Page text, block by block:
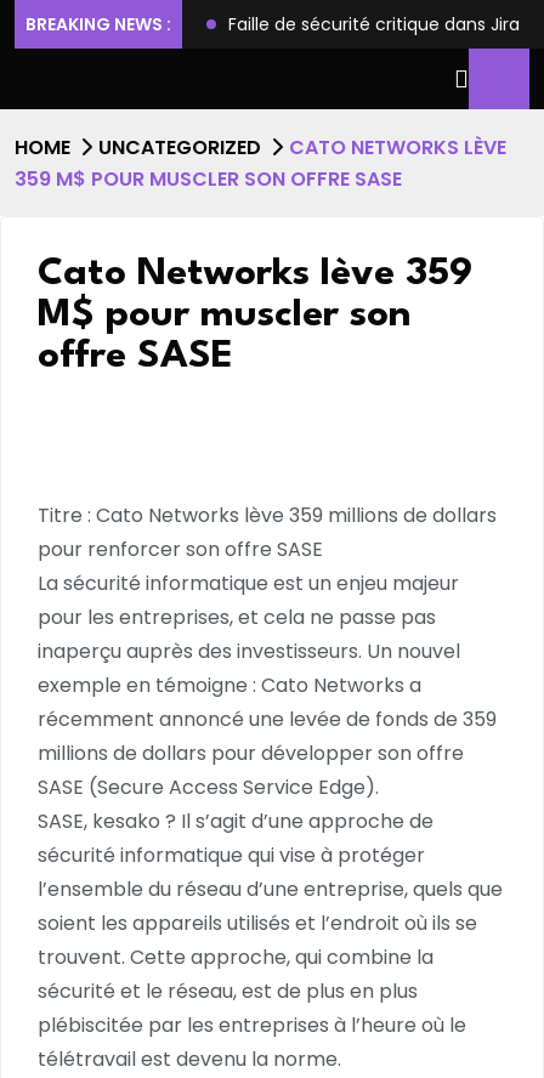
BREAKING NEWS :
et l’accès root Faille de sécurité critique dans Jira
HOME UNCATEGORIZED
CATO NETWORKS LÈVE
359 M$ POUR MUSCLER SON OFFRE SASE
Cato Networks lève 359
M$ pour muscler son
offre SASE
Titre : Cato Networks lève 359 millions de dollars
pour renforcer son offre SASE
La sécurité informatique est un enjeu majeur
pour les entreprises, et cela ne passe pas
inaperçu auprès des investisseurs. Un nouvel
exemple en témoigne : Cato Networks a
récemment annoncé une levée de fonds de 359
millions de dollars pour développer son offre
SASE (Secure Access Service Edge).
SASE, kesako ? Il s’agit d’une approche de
sécurité informatique qui vise à protéger
l’ensemble du réseau d’une entreprise, quels que
soient les appareils utilisés et l’endroit où ils se
trouvent. Cette approche, qui combine la
sécurité et le réseau, est de plus en plus
plébiscitée par les entreprises à l’heure où le
télétravail est devenu la norme.